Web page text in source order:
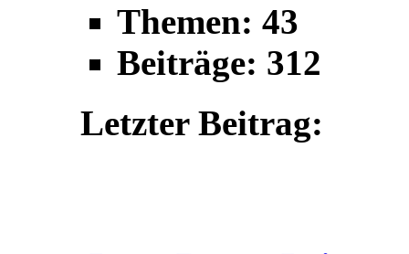
Themen: 43
Beiträge: 312
Letzter Beitrag: